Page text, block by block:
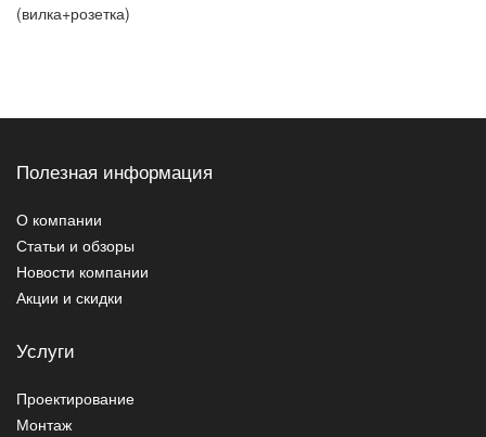
(вилка+розетка)
Полезная информация
О компании
Статьи и обзоры
Новости компании
Акции и скидки
Услуги
Проектирование
Монтаж